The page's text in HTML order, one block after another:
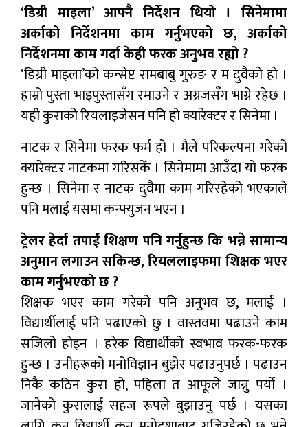
‘डिग्री माइला’ आफ्नै निर्देशन थियो । सिनेमामा
अर्काको निर्देशनमा काम गर्नुभएको छ, अर्काको
निर्देशनमा काम गर्दा केही फरक अनुभव रह्यो ?
‘डिग्री माइला’को कन्सेप्ट रामबाबु गुरुङ र म दुवैको हो ।
हाम्रो पुस्ता भाइपुस्तासँग रमाउने र अग्रजसँग भाग्ने रहेछ ।
यही कुराको रियलाइजेसन पनि हो क्यारेक्टर र सिनेमा ।
नाटक र सिनेमा फरक फर्म हो । मैले परिकल्पना गरेको
क्यारेक्टर नाटकमा गरिसकेँ । सिनेमामा आउँदा यो फरक
हुन्छ । सिनेमा र नाटक दुवैमा काम गरिरहेको भएकाले
पनि मलाई यसमा कन्फ्युजन भएन ।
ट्रेलर हेर्दा तपाईं शिक्षण पनि गर्नुहुन्छ कि भन्ने सामान्य
अनुमान लगाउन सकिन्छ, रियललाइफमा शिक्षक भएर
काम गर्नुभएको छ ?
शिक्षक भएर काम गरेको पनि अनुभव छ, मलाई ।
विद्यार्थीलाई पनि पढाएको छु । वास्तवमा पढाउने काम
सजिलो होइन । हरेक विद्यार्थीको स्वभाव फरक-फरक
हुन्छ । उनीहरूको मनोविज्ञान बुझेर पढाउनुपर्छ । पढाउन
निकै कठिन कुरा हो, पहिला त आफूले जान्नु पर्यो ।
जानेको कुरालाई सहज रूपले बुझाउनु पर्छ । यसका